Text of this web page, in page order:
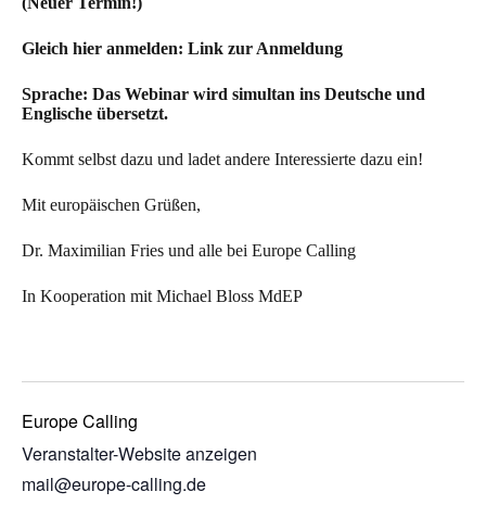
Gleich hier anmelden: Link zur Anmeldung
Sprache: Das Webinar wird simultan ins Deutsche und
Englische übersetzt.
Kommt selbst dazu und ladet andere Interessierte dazu ein!
Mit europäischen Grüßen,
Dr. Maximilian Fries und alle bei Europe Calling
In Kooperation mit Michael Bloss MdEP
Europe Calling
Veranstalter-Website anzeigen
mail@europe-calling.de